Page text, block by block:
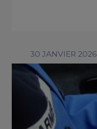
30 JANVIER 2026